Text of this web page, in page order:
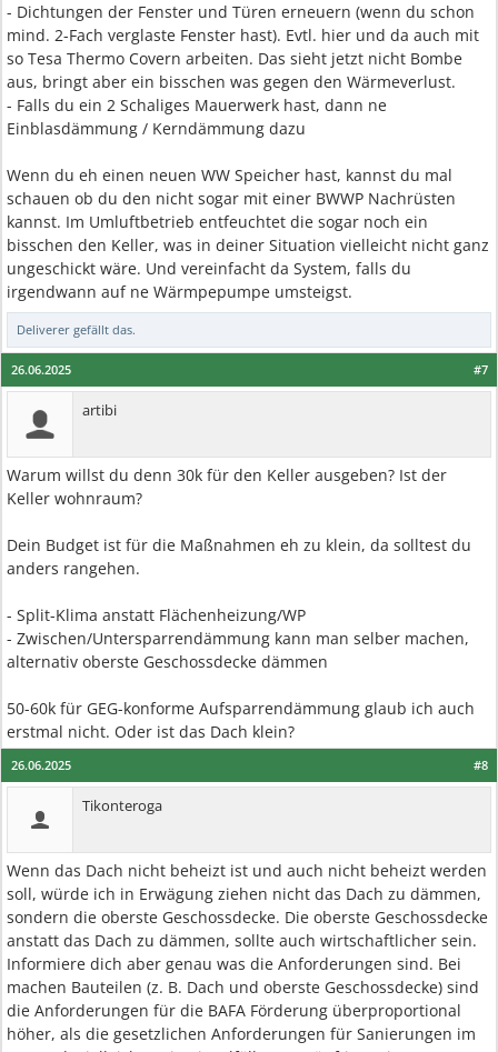
- Dichtungen der Fenster und Türen erneuern (wenn du schon
mind. 2-Fach verglaste Fenster hast). Evtl. hier und da auch mit
so Tesa Thermo Covern arbeiten. Das sieht jetzt nicht Bombe
aus, bringt aber ein bisschen was gegen den Wärmeverlust.
- Falls du ein 2 Schaliges Mauerwerk hast, dann ne
Einblasdämmung / Kerndämmung dazu
Wenn du eh einen neuen WW Speicher hast, kannst du mal
schauen ob du den nicht sogar mit einer BWWP Nachrüsten
kannst. Im Umluftbetrieb entfeuchtet die sogar noch ein
bisschen den Keller, was in deiner Situation vielleicht nicht ganz
ungeschickt wäre. Und vereinfacht da System, falls du
irgendwann auf ne Wärmpepumpe umsteigst.
Deliverer gefällt das.
#7
26.06.2025
artibi
Warum willst du denn 30k für den Keller ausgeben? Ist der
Keller wohnraum?
Dein Budget ist für die Maßnahmen eh zu klein, da solltest du
anders rangehen.
- Split-Klima anstatt Flächenheizung/WP
- Zwischen/Untersparrendämmung kann man selber machen,
alternativ oberste Geschossdecke dämmen
50-60k für GEG-konforme Aufsparrendämmung glaub ich auch
erstmal nicht. Oder ist das Dach klein?
#8
26.06.2025
Tikonteroga
Wenn das Dach nicht beheizt ist und auch nicht beheizt werden
soll, würde ich in Erwägung ziehen nicht das Dach zu dämmen,
sondern die oberste Geschossdecke. Die oberste Geschossdecke
anstatt das Dach zu dämmen, sollte auch wirtschaftlicher sein.
Informiere dich aber genau was die Anforderungen sind. Bei
machen Bauteilen (z. B. Dach und oberste Geschossdecke) sind
die Anforderungen für die BAFA Förderung überproportional
höher, als die gesetzlichen Anforderungen für Sanierungen im